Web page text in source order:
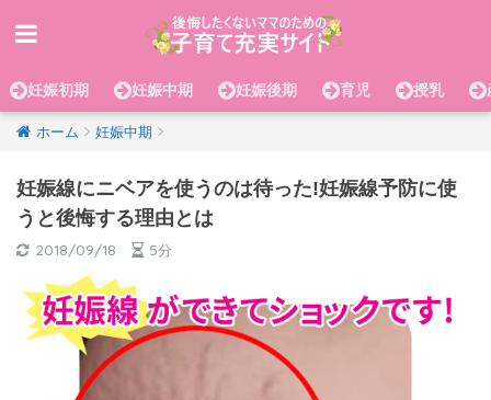
妊娠初期 妊娠中期 妊娠後期 育児 授乳
ホーム 妊娠中期
妊娠線にニベアを使うのは待った!妊娠線予防に使
うと後悔する理由とは
2018/09/18 5分